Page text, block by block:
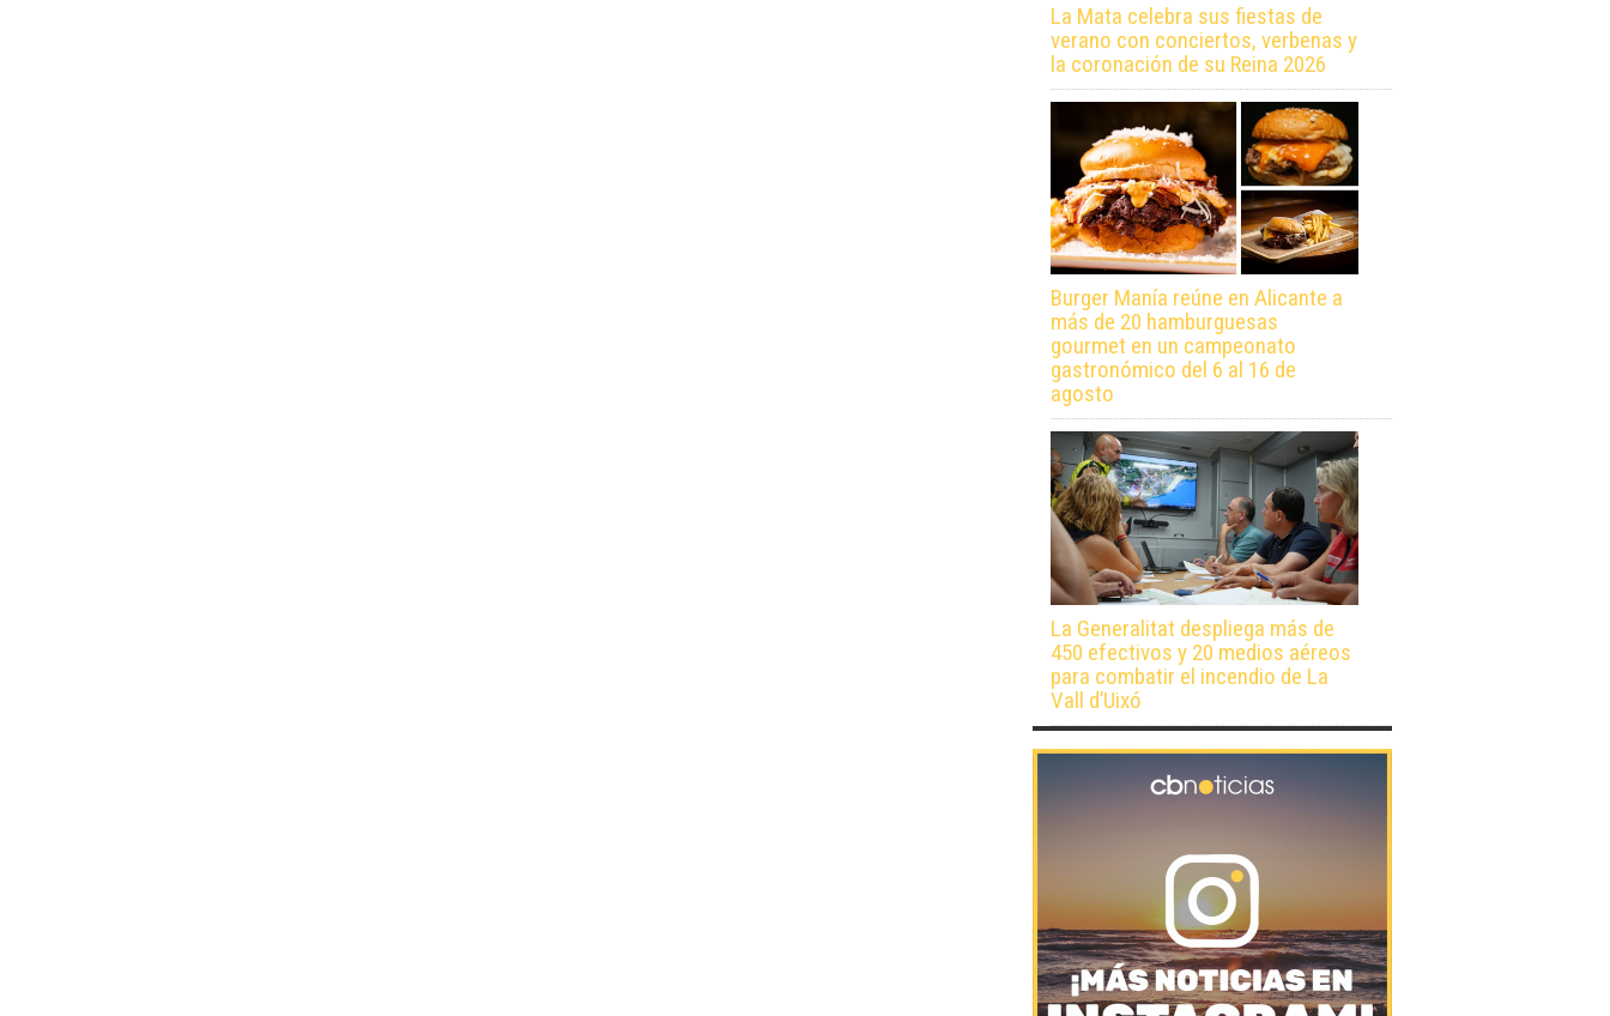
La Mata celebra sus fiestas de
verano con conciertos, verbenas y
la coronación de su Reina 2026
Burger Manía reúne en Alicante a
más de 20 hamburguesas
gourmet en un campeonato
gastronómico del 6 al 16 de
agosto
La Generalitat despliega más de
450 efectivos y 20 medios aéreos
para combatir el incendio de La
Vall d’Uixó